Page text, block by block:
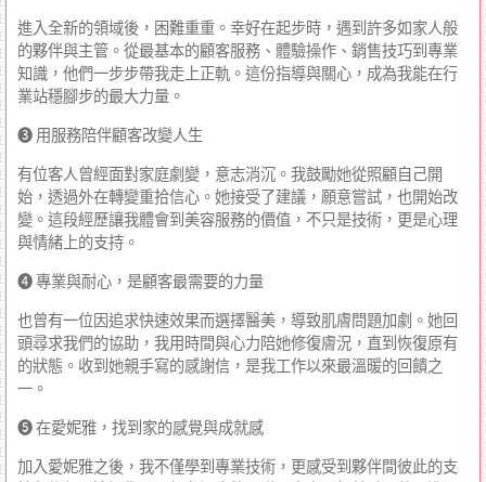
進入全新的領域後，困難重重。幸好在起步時，遇到許多如家人般
的夥伴與主管。從最基本的顧客服務、體驗操作、銷售技巧到專業
知識，他們一步步帶我走上正軌。這份指導與關心，成為我能在行
業站穩腳步的最大力量。
➌ 用服務陪伴顧客改變人生
有位客人曾經面對家庭劇變，意志消沉。我鼓勵她從照顧自己開
始，透過外在轉變重拾信心。她接受了建議，願意嘗試，也開始改
變。這段經歷讓我體會到美容服務的價值，不只是技術，更是心理
與情緒上的支持。
➍ 專業與耐心，是顧客最需要的力量
也曾有一位因追求快速效果而選擇醫美，導致肌膚問題加劇。她回
頭尋求我們的協助，我用時間與心力陪她修復膚況，直到恢復原有
的狀態。收到她親手寫的感謝信，是我工作以來最溫暖的回饋之
一。
➎ 在愛妮雅，找到家的感覺與成就感
加入愛妮雅之後，我不僅學到專業技術，更感受到夥伴間彼此的支